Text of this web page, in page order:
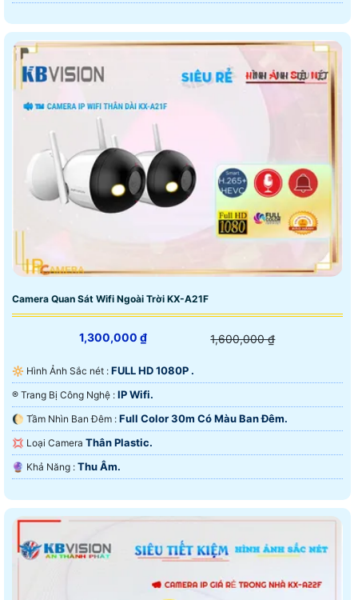
Camera Quan Sát Wifi Ngoài Trời KX-A21F
1,300,000 ₫ 1,600,000 ₫
🔆 Hình Ảnh Sắc nét : FULL HD 1080P .
®️ Trang Bị Công Nghệ : IP Wifi.
🌔 Tầm Nhìn Ban Đêm : Full Color 30m Có Màu Ban Ðêm.
💢 Loại Camera Thân Plastic.
️🔮 Khả Năng : Thu Âm.